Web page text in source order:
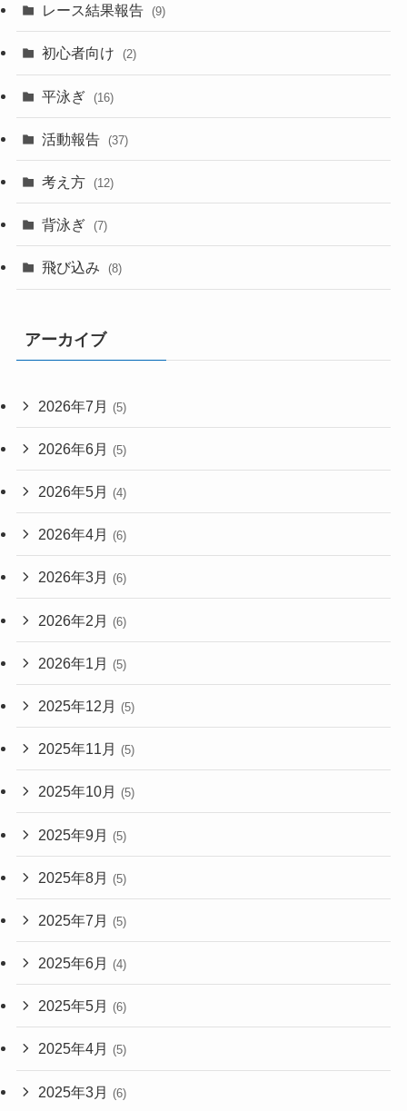
レース結果報告 (9)
初心者向け (2)
平泳ぎ (16)
活動報告 (37)
考え方 (12)
背泳ぎ (7)
飛び込み (8)
アーカイブ
2026年7月 (5)
2026年6月 (5)
2026年5月 (4)
2026年4月 (6)
2026年3月 (6)
2026年2月 (6)
2026年1月 (5)
2025年12月 (5)
2025年11月 (5)
2025年10月 (5)
2025年9月 (5)
2025年8月 (5)
2025年7月 (5)
2025年6月 (4)
2025年5月 (6)
2025年4月 (5)
2025年3月 (6)